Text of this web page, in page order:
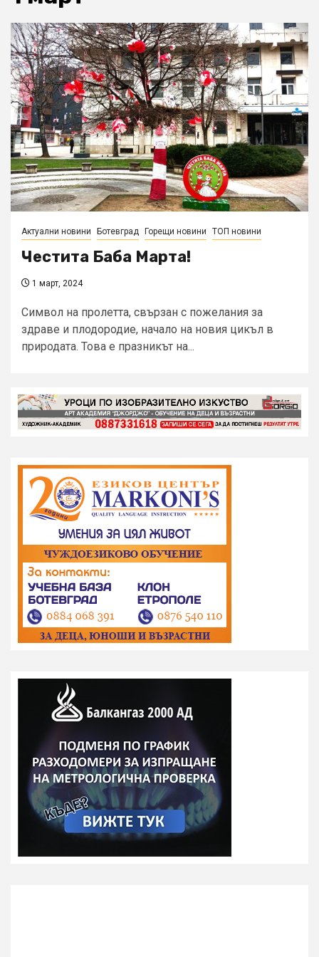
Актуални новини Ботевград Горещи новини ТОП новини
Честита Баба Марта!
1 март, 2024
Символ на пролетта, свързан с пожелания за
здраве и плодородие, начало на новия цикъл в
природата. Това е празникът на...